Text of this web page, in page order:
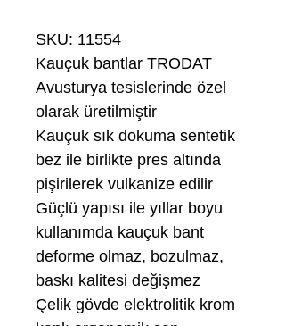
SKU: 11554
Kauçuk bantlar TRODAT
Avusturya tesislerinde özel
olarak üretilmiştir
Kauçuk sık dokuma sentetik
bez ile birlikte pres altında
pişirilerek vulkanize edilir
Güçlü yapısı ile yıllar boyu
kullanımda kauçuk bant
deforme olmaz, bozulmaz,
baskı kalitesi değişmez
Çelik gövde elektrolitik krom